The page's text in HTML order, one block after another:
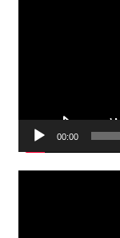
00:00